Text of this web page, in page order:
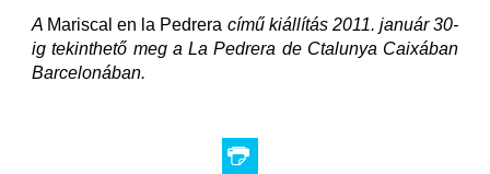
A Mariscal en la Pedrera című kiállítás 2011. január 30-
ig tekinthető meg a La Pedrera de Ctalunya Caixában
Barcelonában.